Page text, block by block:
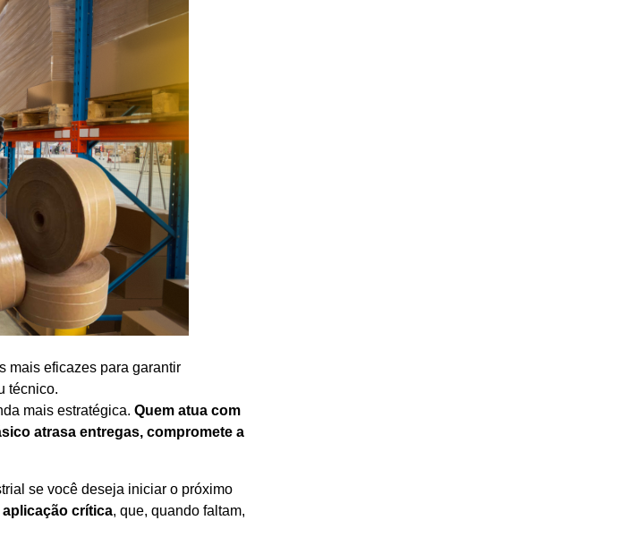
mais eficazes para garantir
técnico.
mais estratégica. Quem atua com
atrasa entregas, compromete a
se você deseja iniciar o próximo
crítica, que, quando faltam,